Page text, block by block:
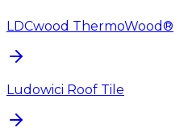
LDCwood ThermoWood®
Ludowici Roof Tile